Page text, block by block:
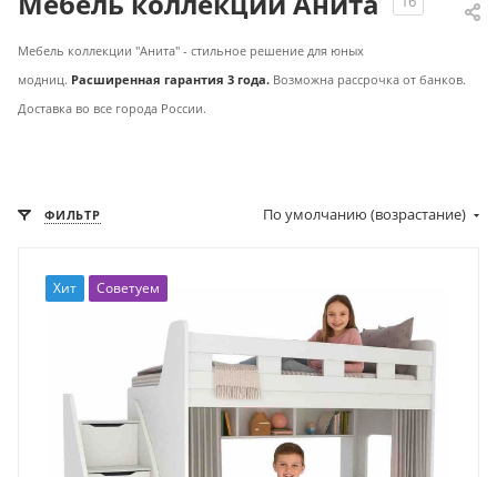
Мебель коллекции "Анита" - стильное решение для юных
модниц. Расширенная гарантия 3 года. Возможна рассрочка от банков.
Доставка во все города России.
ФИЛЬТР По умолчанию (возрастание)
Хит Советуем